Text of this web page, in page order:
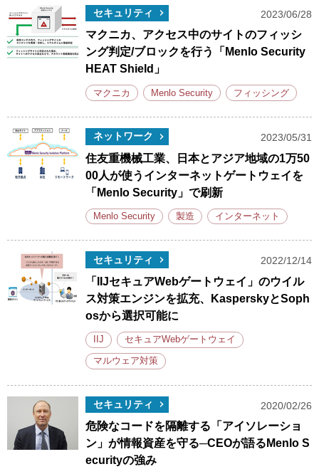
セキュリティ 2023/06/28
マクニカ、アクセス中のサイトのフィッシ
ング判定/ブロックを行う「Menlo Security
HEAT Shield」
マクニカ Menlo Security フィッシング
ネットワーク 2023/05/31
住友重機械工業、日本とアジア地域の1万50
00人が使うインターネットゲートウェイを
「Menlo Security」で刷新
Menlo Security 製造 インターネット
セキュリティ 2022/12/14
「IIJセキュアWebゲートウェイ」のウイル
ス対策エンジンを拡充、KasperskyとSoph
osから選択可能に
IIJ セキュアWebゲートウェイ
マルウェア対策
セキュリティ 2020/02/26
危険なコードを隔離する「アイソレーショ
ン」が情報資産を守る─CEOが語るMenlo S
ecurityの強み